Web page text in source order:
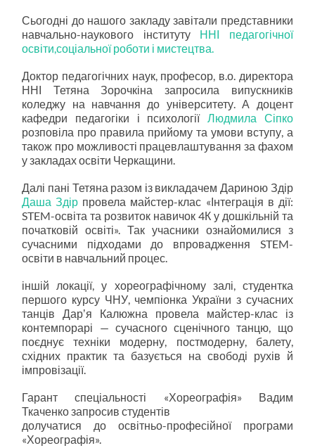
Сьогодні до нашого закладу завітали представники
навчально-наукового інституту ННІ педагогічної
освіти,соціальної роботи і мистецтва.
Доктор педагогічних наук, професор, в.о. директора
ННІ Тетяна Зорочкіна запросила випускників
коледжу на навчання до університету. А доцент
кафедри педагогіки і психології Людмила Сіпко
розповіла про правила прийому та умови вступу, а
також про можливості працевлаштування за фахом
у закладах освіти Черкащини.
Далі пані Тетяна разом із викладачем Дариною Здір
Даша Здір провела майстер-клас «Інтеграція в дії:
STEM-освіта та розвиток навичок 4К у дошкільній та
початковій освіті». Так учасники ознайомилися з
сучасними підходами до впровадження STEM-
освіти в навчальний процес.
іншій локації, у хореографічному залі, студентка
першого курсу ЧНУ, чемпіонка України з сучасних
танців Дарʼя Калюжна провела майстер-клас із
контемпорарі — сучасного сценічного танцю, що
поєднує техніки модерну, постмодерну, балету,
східних практик та базується на свободі рухів й
імпровізації.
Гарант спеціальності «Хореографія» Вадим
Ткаченко запросив студентів
долучатися до освітньо-професійної програми
«Хореографія».